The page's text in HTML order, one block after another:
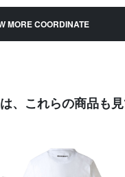
MORE COORDINATE
、 これらの商品も